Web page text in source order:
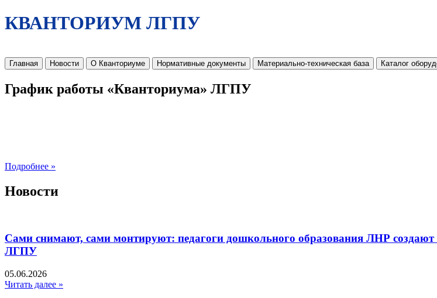
КВАНТОРИУМ ЛГПУ
Главная Новости О Кванториуме Нормативные документы Материально-техническая база Каталог
График работы «Кванториума» ЛГПУ
Подробнее »
Новости
Сами снимают, сами монтируют: педагоги дошкольного образования ЛНР
ЛГПУ​
05.06.2026
Читать далее »